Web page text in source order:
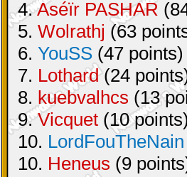
4.Aséïr PASHAR
5. Wolrathj (63
6. YouSS (47 points)
7. Lothard(24
8. kuebvalhcs (13
9.Vicquet (10 points)
10. LordFouTheNain
10. Heneus (9